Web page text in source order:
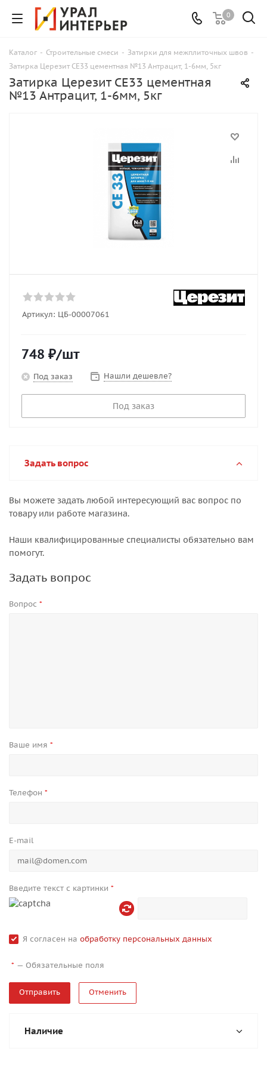
0
Каталог - Строительные смеси - Затирки для межплиточных швов -
Затирка Церезит CE33 цементная №13 Антрацит, 1-6мм, 5кг
Затирка Церезит CE33 цементная
№13 Антрацит, 1-6мм, 5кг
Артикул: ЦБ-00007061
748 ₽/шт
Под заказ Нашли дешевле?
Под заказ
Задать вопрос
Вы можете задать любой интересующий вас вопрос по
товару или работе магазина.
Наши квалифицированные специалисты обязательно вам
помогут.
Задать вопрос
Вопрос *
Ваше имя *
Телефон *
E-mail
Введите текст с картинки *
Я согласен на обработку персональных данных
* — Обязательные поля
Отменить
Наличие